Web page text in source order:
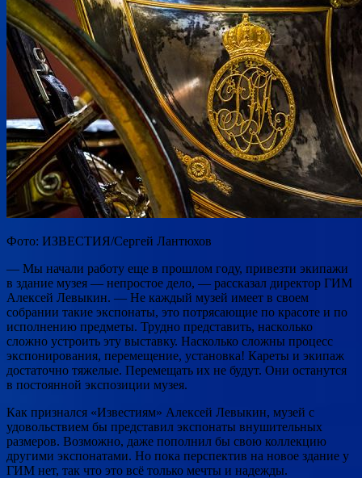
Фото: ИЗВЕСТИЯ/Сергей Лантюхов
— Мы начали работу еще в прошлом году, привезти экипажи
в здание музея — непростое дело, — рассказал директор ГИМ
Алексей Левыкин. — Не каждый музей имеет в своем
собрании такие экспонаты, это потрясающие по красоте и по
исполнению предметы. Трудно представить, насколько
сложно устроить эту выставку. Насколько сложны процесс
экспонирования, перемещение, установка! Кареты и экипаж
достаточно тяжелые. Перемещать их не будут. Они останутся
в постоянной экспозиции музея.
Как признался «Известиям» Алексей Левыкин, музей с
удовольствием бы представил экспонаты внушительных
размеров. Возможно, даже пополнил бы свою коллекцию
другими экспонатами. Но пока перспектив на новое здание у
ГИМ нет, так что это всё только мечты и надежды.